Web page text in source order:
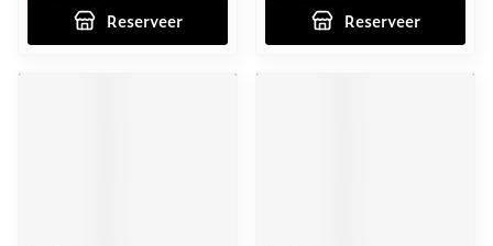
Reserveer Reserveer